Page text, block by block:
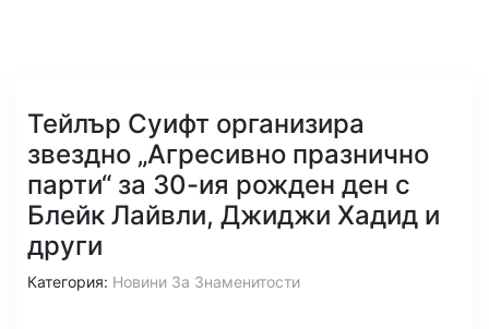
Тейлър Суифт организира
звездно „Агресивно празнично
парти“ за 30-ия рожден ден с
Блейк Лайвли, Джиджи Хадид и
други
Категория: Новини За Знаменитости